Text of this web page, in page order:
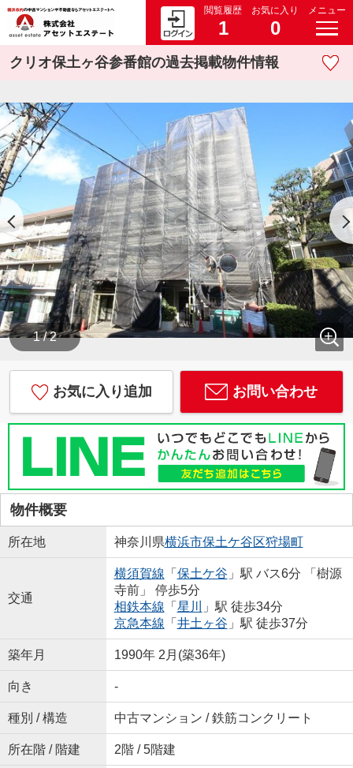
閲覧履歴
1
お気に入り
0
メニュー
クリオ保土ヶ谷参番館の過去掲載物件情報
1 / 2
お気に入り追加 お問い合わせ
物件概要
所在地 神奈川県横浜市保土ケ谷区狩場町
交通
横須賀線 「 保土ケ谷 」駅 バス6分 「樹源
寺前」 停歩5分
相鉄本線 「 星川
」駅 徒歩34分
京急本線 「 井土ヶ谷 」駅 徒歩37分
築年月 1990年 2月(築36年)
向き -
種別 / 構造 中古マンション / 鉄筋コンクリート
所在階 / 階建 2階 / 5階建